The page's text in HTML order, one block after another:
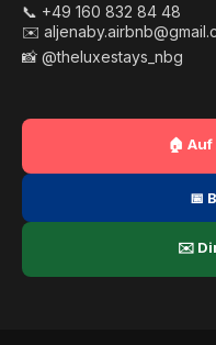
📞 +49 160 832 84 48
✉️
📸 @theluxestays_nbg
🏠
📅
✉️